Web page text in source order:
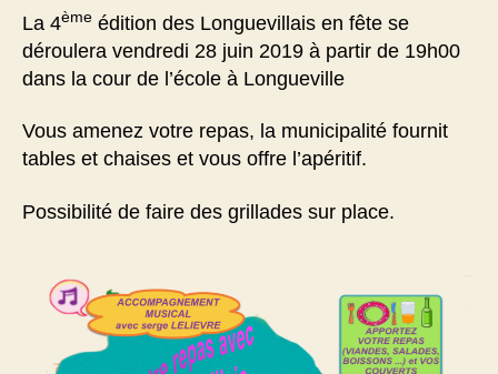
La 4ème édition des Longuevillais en fête se
déroulera vendredi 28 juin 2019 à partir de 19h00
dans la cour de l’école à Longueville
Vous amenez votre repas, la municipalité fournit
tables et chaises et vous offre l’apéritif.
Possibilité de faire des grillades sur place.